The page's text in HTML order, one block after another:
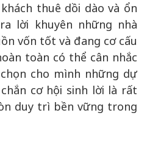
thuê dồi dào và ổn
lời khuyên những nhà
vốn tốt và đang cơ cấu
toàn có thể cân nhắc
cho mình những dự
cơ hội sinh lời là rất
duy trì bền vững trong